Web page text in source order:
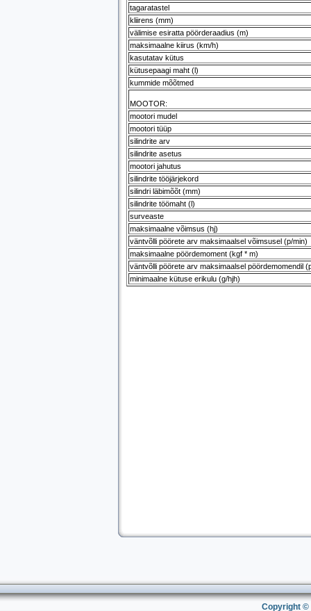
tagaratastel
kliirens (mm)
välimise esiratta pöörderaadius (m)
maksimaalne kiirus (km/h)
kasutatav kütus
kütusepaagi maht (l)
kummide mõõtmed
MOOTOR:
mootori mudel
mootori tüüp
silindrite arv
silindrite asetus
mootori jahutus
silindrite tööjärjekord
silindri läbimõõt (mm)
silindrite töömaht (l)
surveaste
maksimaalne võimsus (hj)
väntvõlli pöörete arv maksimaalsel võimsusel (p/min)
maksimaalne pöördemoment (kgf * m)
väntvõlli pöörete arv maksimaalsel pöördemomendil
minimaalne kütuse erikulu (g/hjh)
Copyright ©